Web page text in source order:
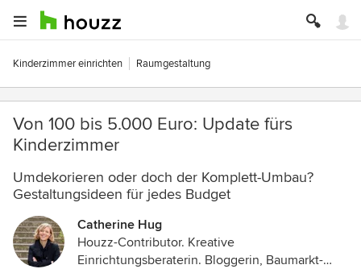
Kinderzimmer einrichten Raumgestaltung
Von 100 bis 5.000 Euro: Update fürs
Kinderzimmer
Umdekorieren oder doch der Komplett-Umbau?
Gestaltungsideen für jedes Budget
Catherine Hug
Houzz-Contributor. Kreative
Einrichtungsberaterin. Bloggerin, Baumarkt-